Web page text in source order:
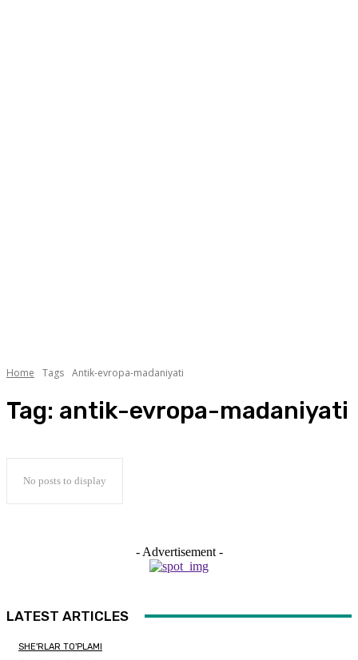
Home Tags Antik-evropa-madaniyati
Tag: antik-evropa-madaniyati
No posts to display
- Advertisement -
LATEST ARTICLES
SHE'RLAR TO'PLAMI